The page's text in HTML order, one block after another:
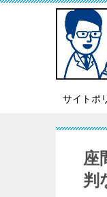
サイトポ
座
判